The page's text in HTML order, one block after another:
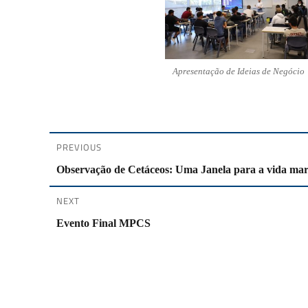
Apresentação de Ideias de Negócio
Navegação
de
artigos
PREVIOUS
Previous
post:
Observação de Cetáceos: Uma Janela para a vida
NEXT
Next
Evento Final MPCS